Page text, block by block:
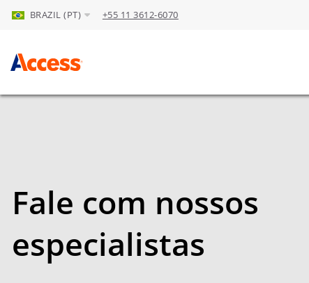
Skip to Main Content
BRAZIL (PT) +55 11 3612-6070
Fale com nossos
especialistas